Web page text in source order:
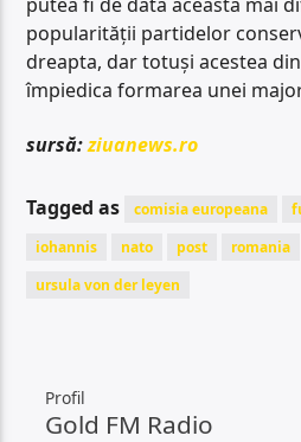
popularităţii partidelor
dreapta, dar totuşi acestea
împiedica formarea unei
sursă:ziuanews.ro
Tagged as comisia europeana
iohannis
nato post romania
ursula von der leyen
Profil
Gold FM Radio